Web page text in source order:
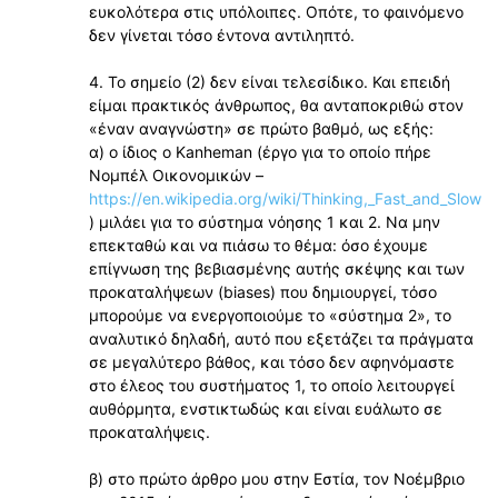
ευκολότερα στις υπόλοιπες. Οπότε, το φαινόμενο
δεν γίνεται τόσο έντονα αντιληπτό.
4. Το σημείο (2) δεν είναι τελεσίδικο. Και επειδή
είμαι πρακτικός άνθρωπος, θα ανταποκριθώ στον
«έναν αναγνώστη» σε πρώτο βαθμό, ως εξής:
α) ο ίδιος ο Kanheman (έργο για το οποίο πήρε
Νομπέλ Οικονομικών –
https://en.wikipedia.org/wiki/Thinking,_Fast_and_Slow
) μιλάει για το σύστημα νόησης 1 και 2. Να μην
επεκταθώ και να πιάσω το θέμα: όσο έχουμε
επίγνωση της βεβιασμένης αυτής σκέψης και των
προκαταλήψεων (biases) που δημιουργεί, τόσο
μπορούμε να ενεργοποιούμε το «σύστημα 2», το
αναλυτικό δηλαδή, αυτό που εξετάζει τα πράγματα
σε μεγαλύτερο βάθος, και τόσο δεν αφηνόμαστε
στο έλεος του συστήματος 1, το οποίο λειτουργεί
αυθόρμητα, ενστικτωδώς και είναι ευάλωτο σε
προκαταλήψεις.
β) στο πρώτο άρθρο μου στην Εστία, τον Νοέμβριο